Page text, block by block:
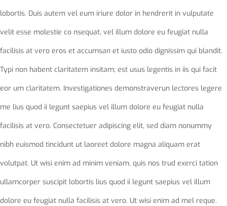
lobortis. Duis autem vel eum iriure dolor in hendrerit in vulputate
velit esse molestie co nsequat, vel illum dolore eu feugiat nulla
facilisis at vero eros et accumsan et iusto odio dignissim qui blandit.
Typi non habent claritatem insitam; est usus legentis in iis qui facit
eor um claritatem. Investigationes demonstraverun lectores legere
me lius quod ii legunt saepius vel illum dolore eu feugiat nulla
facilisis at vero. Consectetuer adipiscing elit, sed diam nonummy
nibh euismod tincidunt ut laoreet dolore magna aliquam erat
volutpat. Ut wisi enim ad minim veniam, quis nos trud exerci tation
ullamcorper suscipit lobortis lius quod ii legunt saepius vel illum
dolore eu feugiat nulla facilisis at vero. Ut wisi enim ad mel reque.